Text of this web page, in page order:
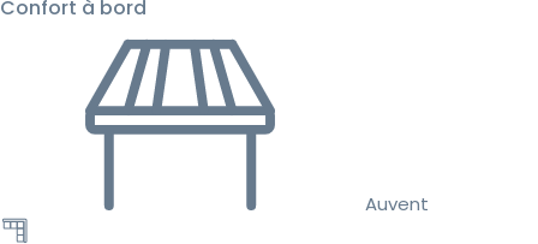
Confort à bord
Auvent